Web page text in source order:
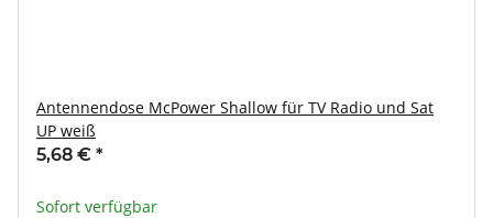
Antennendose McPower Shallow für TV Radio und Sat
UP weiß
5,68 € *
Sofort verfügbar